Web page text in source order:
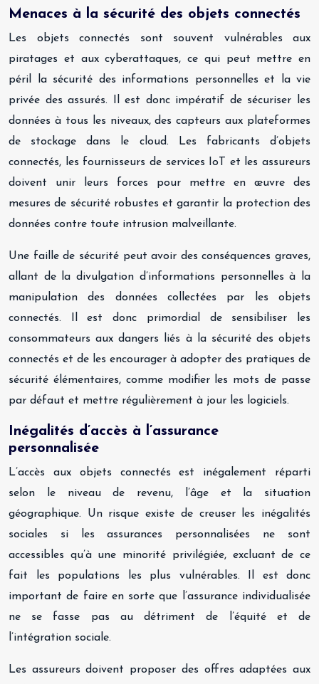
Menaces à la sécurité des objets connectés
Les objets connectés sont souvent vulnérables aux
piratages et aux cyberattaques, ce qui peut mettre en
péril la sécurité des informations personnelles et la vie
privée des assurés. Il est donc impératif de sécuriser les
données à tous les niveaux, des capteurs aux plateformes
de stockage dans le cloud. Les fabricants d’objets
connectés, les fournisseurs de services IoT et les assureurs
doivent unir leurs forces pour mettre en œuvre des
mesures de sécurité robustes et garantir la protection des
données contre toute intrusion malveillante.
Une faille de sécurité peut avoir des conséquences graves,
allant de la divulgation d’informations personnelles à la
manipulation des données collectées par les objets
connectés. Il est donc primordial de sensibiliser les
consommateurs aux dangers liés à la sécurité des objets
connectés et de les encourager à adopter des pratiques de
sécurité élémentaires, comme modifier les mots de passe
par défaut et mettre régulièrement à jour les logiciels.
Inégalités d’accès à l’assurance
personnalisée
L’accès aux objets connectés est inégalement réparti
selon le niveau de revenu, l’âge et la situation
géographique. Un risque existe de creuser les inégalités
sociales si les assurances personnalisées ne sont
accessibles qu’à une minorité privilégiée, excluant de ce
fait les populations les plus vulnérables. Il est donc
important de faire en sorte que l’assurance individualisée
ne se fasse pas au détriment de l’équité et de
l’intégration sociale.
Les assureurs doivent proposer des offres adaptées aux